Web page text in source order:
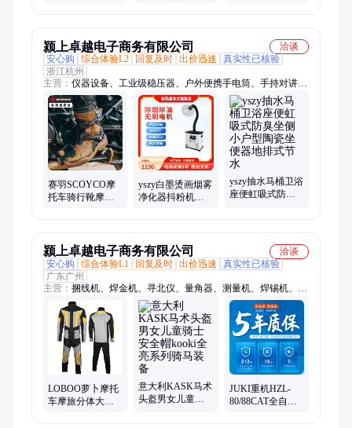
颍上卓越电子商务有限公司
洽谈
安心购
综合体验L2 回复及时 出价迅速
真实性已核验
浙江杭州
主营： 仪器设备、工业级稳压器、户外便携手电筒、手持对讲
机、智能锁、电动液压升降台、uv固化灯、网络摄像头、无线会
议话筒、音响套装、led全彩显示屏、数码照相机、海钓锂电池、
EOS单反相机、运动相机、激光切膜机、功放机、户外监控器、
生产管理电子看板、演出音响套装、音响监控机柜、网络电柜监
控
赛羽SCOYCO摩
托车骑行靴摩旅
yszy白墨烫画烟雾
净化器抖粉机油
yszy抽水马桶卫浴
座便虹吸式防臭
颍上卓越电子商务有限公司
洽谈
安心购
综合体验L1 回复及时 出价迅速
真实性已核验
广东广州
主营： 捆线机、焊金机、寻北仪、量角器、测量机、焊锡机、锂
电池、焊钢机、气保机、切割机、电焊机、修复机、校正仪、点
焊机、慢煮机、角度尺、覆膜机、绞肉机、流量计、百分表、研
磨机、制冷机、高频焊台、检测仪器、rtk测量仪
LOBOO萝卜摩托
车摩旅分体大码
意大利KASK马术
头盔男女儿童骑
JUKI重机HZL-
80/88CAT全自动